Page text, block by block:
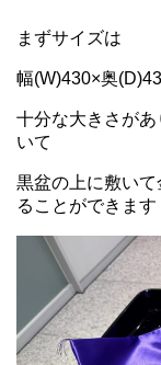
まずサイズは
幅(W)430×奥
十分な大きさが
いて
黒盆の上に敷い
ることができます